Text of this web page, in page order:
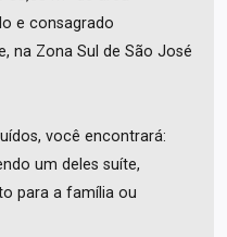
e consagrado
na Zona Sul de São José
você encontrará:
um deles suíte,
para a família ou